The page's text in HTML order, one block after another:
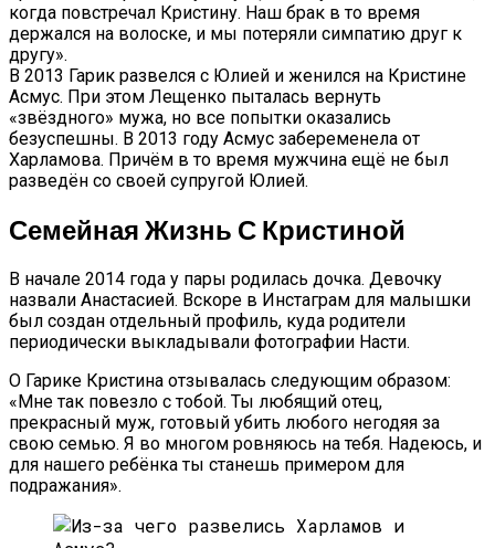
когда повстречал Кристину. Наш брак в то время
держался на волоске, и мы потеряли симпатию друг к
другу».
В 2013 Гарик развелся с Юлией и женился на Кристине
Асмус. При этом Лещенко пыталась вернуть
«звёздного» мужа, но все попытки оказались
безуспешны. В 2013 году Асмус забеременела от
Харламова. Причём в то время мужчина ещё не был
разведён со своей супругой Юлией.
Семейная Жизнь С Кристиной
В начале 2014 года у пары родилась дочка. Девочку
назвали Анастасией. Вскоре в Инстаграм для малышки
был создан отдельный профиль, куда родители
периодически выкладывали фотографии Насти.
О Гарике Кристина отзывалась следующим образом:
«Мне так повезло с тобой. Ты любящий отец,
прекрасный муж, готовый убить любого негодяя за
свою семью. Я во многом ровняюсь на тебя. Надеюсь, и
для нашего ребёнка ты станешь примером для
подражания».